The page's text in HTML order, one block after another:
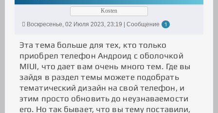
Kosten
Воскресенье, 02 Июля 2023, 23:19 | Сообщение
1
Эта тема больше для тех, кто только
приобрел телефон Андроид с оболочкой
MIUI, что дает вам очень много тем. Где вы
зайдя в раздел темы можете подобрать
тематический дизайн на свой телефон, и
этим просто обновить до неузнаваемости
его. Но так бывает, что вы тему поставили,